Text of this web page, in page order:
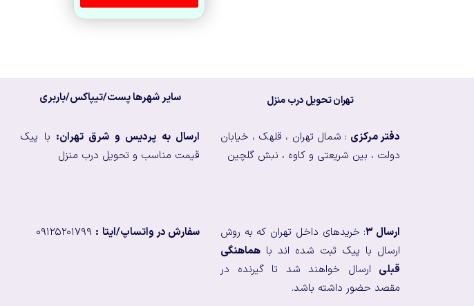
تهران تحویل درب منزل سایر شهرها پست/تیپاکس/باربری
دفتر مرکزی : شمال تهران ، قلهک ، خیابان
دولت ، بین شریعتی و کاوه ، نبش گلچین
ارسال به پردیس و شرق تهران: با پیک
قیمت مناسب و تحویل درب منزل
ارسال ۳
: خریدهای داخل تهران که به روش
ارسال با پیک ثبت شده اند با هماهنگی
قبلی ارسال خواهند شد تا گیرنده در
مقصد حضور داشته باشد.
سفارش در واتساپ/ایتا :